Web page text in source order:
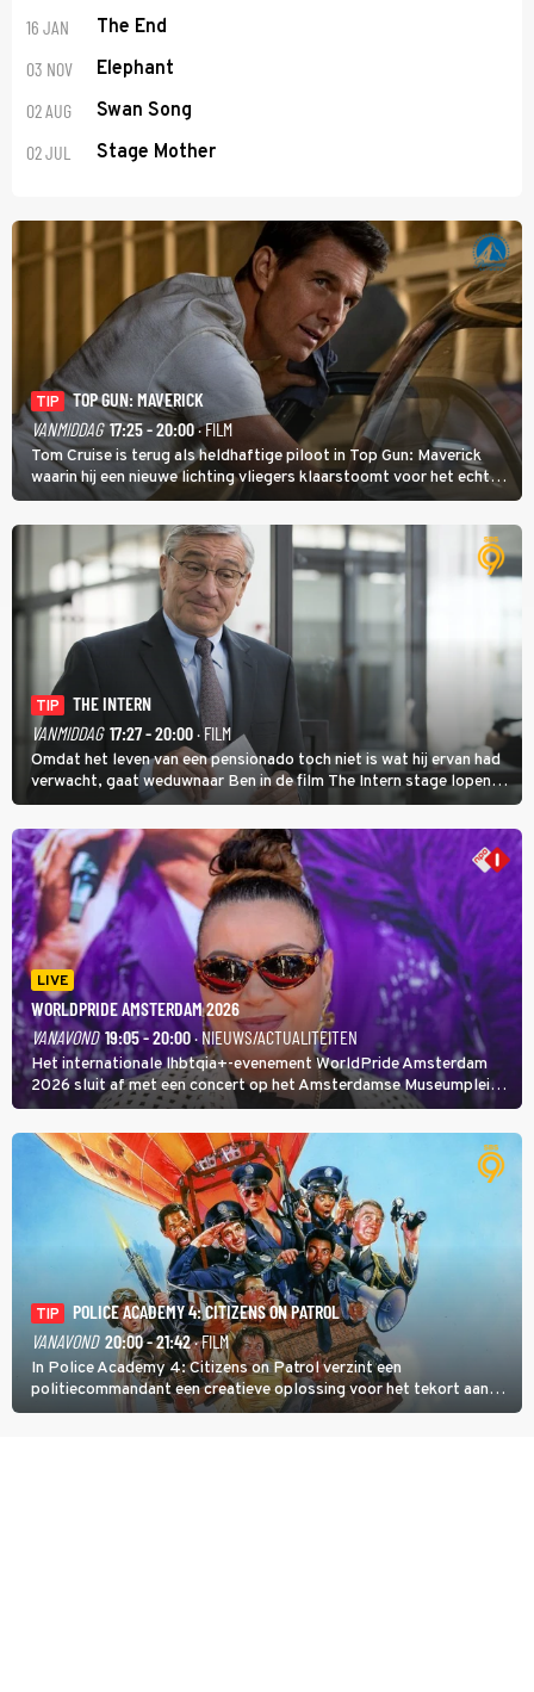
16 JAN The End
03 NOV Elephant
02 AUG Swan Song
02 JUL Stage Mother
TIP
TOP GUN: MAVERICK
VANMIDDAG 17:25 - 20:00· FILM
Tom Cruise is terug als heldhaftige piloot in Top Gun: Maverick
waarin hij een nieuwe lichting vliegers klaarstoomt voor het echte
werk.
TIP
THE INTERN
VANMIDDAG 17:27 - 20:00· FILM
Omdat het leven van een pensionado toch niet is wat hij ervan had
verwacht, gaat weduwnaar Ben in de film The Intern stage lopen
bij de hippe webwinkel van Jules, wat een gouden zet blijkt te zijn.
LIVE
WORLDPRIDE AMSTERDAM 2026
VANAVOND 19:05 - 20:00· NIEUWS/ACTUALITEITEN
Het internationale lhbtqia+-evenement WorldPride Amsterdam
2026 sluit af met een concert op het Amsterdamse Museumplein.
Anita Doth is een van de optredende artiesten. In de jaren 90
veroverde ze de wereld als zangeres van 2Unlimited.
TIP
POLICE ACADEMY 4: CITIZENS ON PATROL
VANAVOND 20:00 - 21:42· FILM
In Police Academy 4: Citizens on Patrol verzint een
politiecommandant een creatieve oplossing voor het tekort aan
agenten.